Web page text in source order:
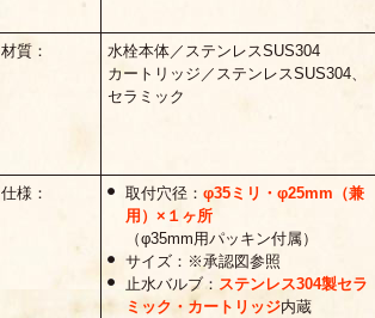
材質：
水栓本体／ステンレスSUS304
カートリッジ／ステンレスSUS304、
セラミック
仕様： 取付穴径： φ35ミリ・φ25mm（兼
用）×１ヶ所
（φ35mm用パッキン付属）
サイズ：※承認図参照
止水バルブ： ステンレス304製セラ
ミック・カートリッジ内蔵